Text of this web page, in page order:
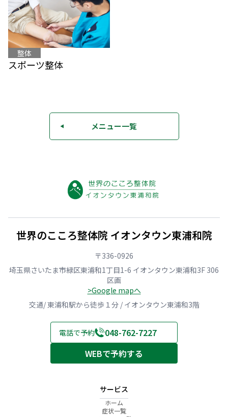
整体
スポーツ整体
◀ メニュー一覧
世界のこころ整体院 イオンタウン東浦和院
〒336-0926
埼玉県さいたま市緑区東浦和1丁目1-6 イオンタウン東浦和3F 306
区画
>Google mapへ
交通/ 東浦和駅から徒歩１分 / イオンタウン東浦和3階
電話で予約
048-762-7227
WEBで予約する
サービス
ホーム
症状一覧